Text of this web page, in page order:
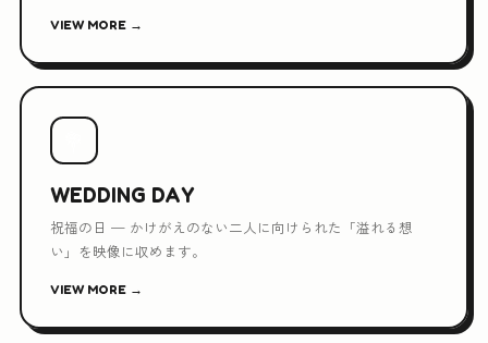
VIEW MORE →
WEDDING DAY
祝福の日 — かけがえのない二人に向けられた「溢れる想
い」を映像に収めます。
VIEW MORE →